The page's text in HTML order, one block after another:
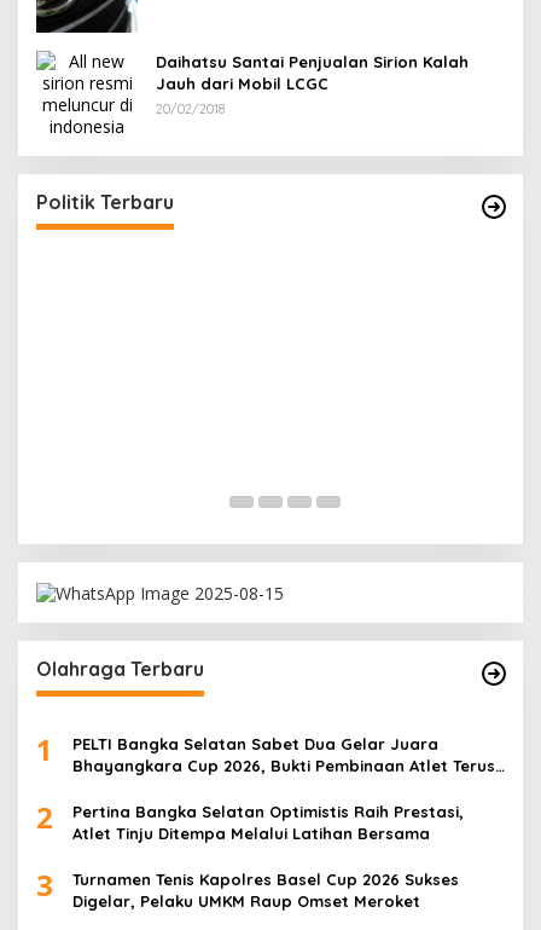
Daihatsu Santai Penjualan Sirion Kalah
Jauh dari Mobil LCGC
20/02/2018
Politik Terbaru
Bangka Selatan
2026
PDI Perjuangan Bagikan Takjil
18/03/2026
Olahraga Terbaru
1
PELTI Bangka Selatan Sabet Dua Gelar Juara
Bhayangkara Cup 2026, Bukti Pembinaan Atlet Terus
2
Pertina Bangka Selatan Optimistis Raih Prestasi,
Atlet Tinju Ditempa Melalui Latihan Bersama
3
Turnamen Tenis Kapolres Basel Cup 2026 Sukses
Digelar, Pelaku UMKM Raup Omset Meroket